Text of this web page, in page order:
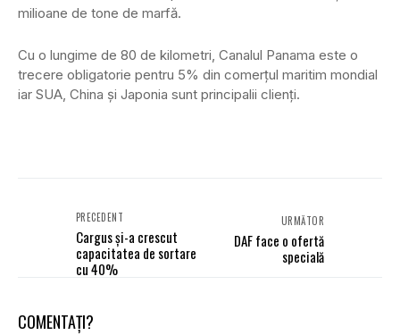
milioane de tone de marfă.
Cu o lungime de 80 de kilometri, Canalul Panama este o
trecere obligatorie pentru 5% din comerţul maritim mondial
iar SUA, China şi Japonia sunt principalii clienţi.
PRECEDENT
Cargus și-a crescut
capacitatea de sortare
cu 40%
URMĂTOR
DAF face o ofertă
specială
COMENTAȚI?